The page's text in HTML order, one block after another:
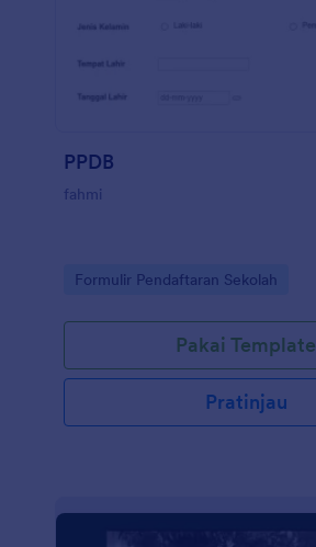
PPDB
fahmi
Go to Category:
Formulir Pendaftaran Sekolah
Pakai Template
Pratinjau